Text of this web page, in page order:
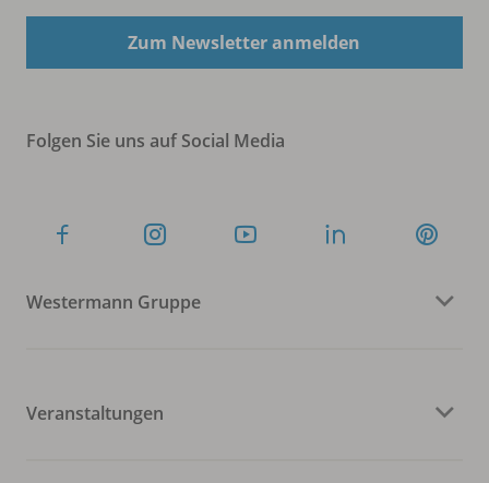
Zum Newsletter anmelden
Folgen Sie uns auf Social Media
Westermann Gruppe
Veranstaltungen